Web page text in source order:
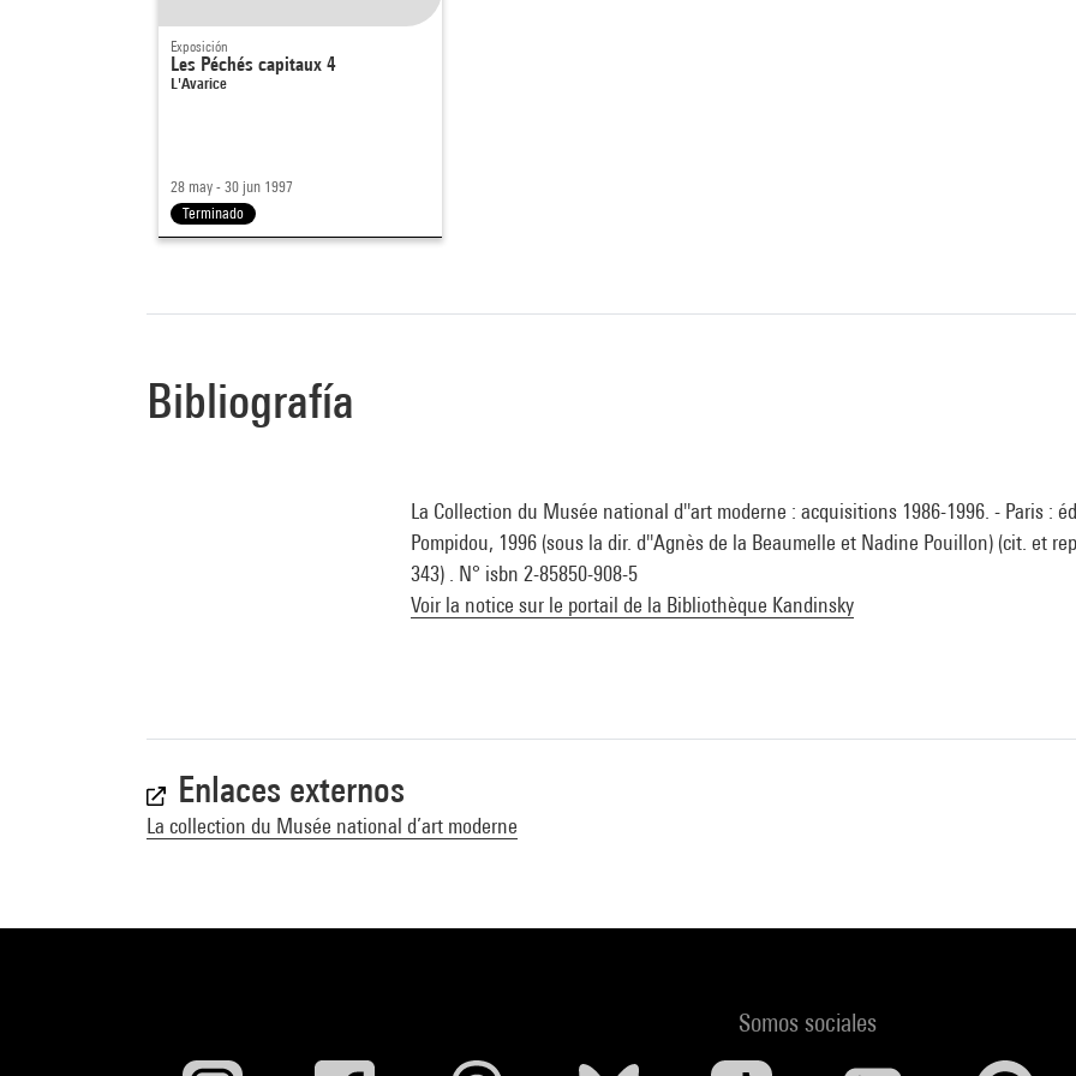
Exposición
Les Péchés capitaux 4
L'Avarice
28 may - 30 jun 1997
Terminado
Bibliografía
La Collection du Musée national d''art moderne : acquisitions 1986-1996. - Paris :
Pompidou, 1996 (sous la dir. d''Agnès de la Beaumelle et Nadine Pouillon) (cit. et
343) . N° isbn 2-85850-908-5
Voir la notice sur le portail de la Bibliothèque Kandinsky
Enlaces externos
La collection du Musée national d’art moderne
Somos sociales